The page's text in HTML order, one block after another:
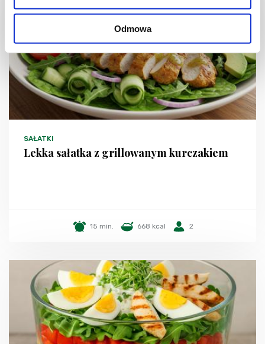
Odmowa
SAŁATKI
Lekka sałatka z grillowanym kurczakiem
15 min. 668 kcal 2